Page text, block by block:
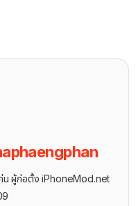
น ผู้ก่อตั้ง iPhoneMod.net